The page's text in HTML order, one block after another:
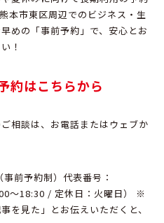
熊本市東区周辺でのビジネス・生
めの「事前予約」で、 安心とお
！
約はこちらから
相談は、 お電話またはウェブか
前予約制） 代表番号：
～18:30 / 定休日：火曜日） ※
を見た」とお伝えいただくと、